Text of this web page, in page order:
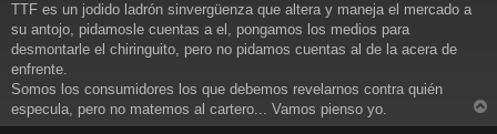
s
a
e
TTF es un jodido ladrón sinvergüenza que altera y maneja el mercado a
su antojo, pidamosle cuentas a el, pongamos los medios para
desmontarle el chiringuito, pero no pidamos cuentas al de la acera de
enfrente.
Somos los consumidores los que debemos revelarnos contra quién
especula, pero no matemos al cartero... Vamos pienso yo.
r